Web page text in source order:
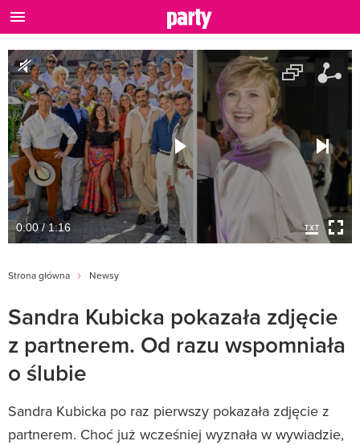
0:00 / 1:16
Strona główna Newsy
Sandra Kubicka pokazała zdjęcie
z partnerem. Od razu wspomniała
o ślubie
Sandra Kubicka po raz pierwszy pokazała zdjęcie z
partnerem. Choć już wcześniej wyznała w wywiadzie,